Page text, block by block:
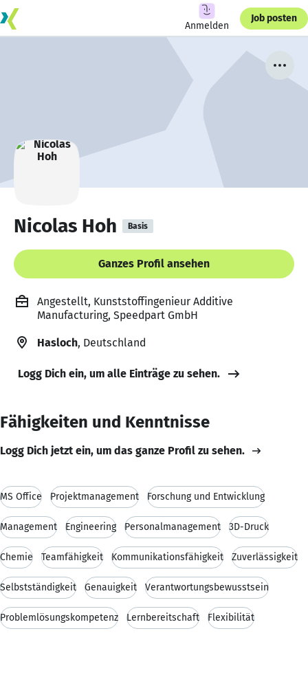
Anmelden
Job posten
Nicolas Hoh Basis
Ganzes Profil ansehen
Angestellt, Kunststoffingenieur Additive
Manufacturing, Speedpart GmbH
Hasloch, Deutschland
Logg Dich ein, um alle Einträge zu sehen.
Fähigkeiten und Kenntnisse
Logg Dich jetzt ein, um das ganze Profil zu sehen.
MS Office Projektmanagement Forschung und Entwicklung
Management Engineering Personalmanagement 3D-Druck
Chemie Teamfähigkeit Kommunikationsfähigkeit Zuverlässigkeit
Selbstständigkeit Genauigkeit Verantwortungsbewusstsein
Problemlösungskompetenz Lernbereitschaft Flexibilität